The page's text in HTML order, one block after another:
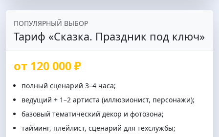
ПОПУЛЯРНЫЙ ВЫБОР
Тариф «Сказка. Праздник под ключ»
от 120 000 ₽
полный сценарий 3–4 часа;
ведущий + 1–2 артиста (иллюзионист, персонажи);
базовый тематический декор и фотозона;
тайминг, плейлист, сценарий для техслужбы;